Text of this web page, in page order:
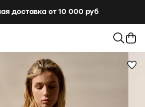
доставка от 10 000 руб